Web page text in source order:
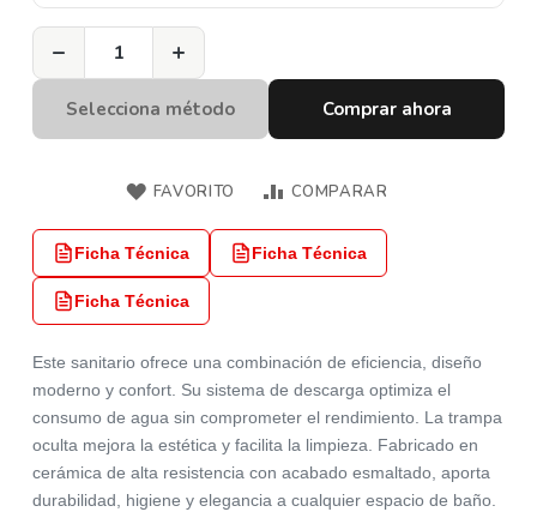
− +
Selecciona método Comprar ahora
FAVORITO COMPARAR
Ficha Técnica Ficha Técnica
Ficha Técnica
Este sanitario ofrece una combinación de eficiencia, diseño
moderno y confort. Su sistema de descarga optimiza el
consumo de agua sin comprometer el rendimiento. La trampa
oculta mejora la estética y facilita la limpieza. Fabricado en
cerámica de alta resistencia con acabado esmaltado, aporta
durabilidad, higiene y elegancia a cualquier espacio de baño.